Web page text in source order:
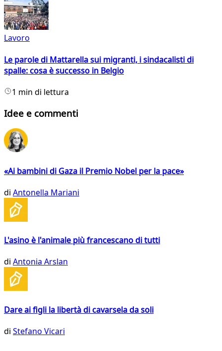
Lavoro
Le parole di Mattarella sui migranti, i sindacalisti di
spalle: cosa è successo in Belgio
1 min di lettura
Idee e commenti
«Ai bambini di Gaza il Premio Nobel per la pace»
di Antonella Mariani
L'asino è l'animale più francescano di tutti
di Antonia Arslan
Dare ai figli la libertà di cavarsela da soli
di Stefano Vicari